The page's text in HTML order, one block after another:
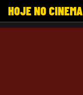
HOJE NO CINEMA